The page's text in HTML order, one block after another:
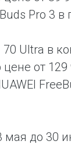
Pro 3 в
70 Ultra в
от 129
мая до 30